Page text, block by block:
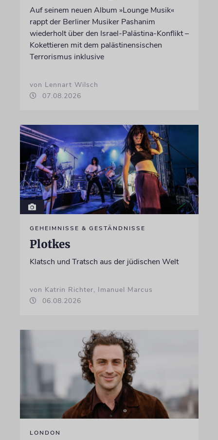
Auf seinem neuen Album »Lounge Musik«
rappt der Berliner Musiker Pashanim
wiederholt über den Israel-Palästina-Konflikt –
Kokettieren mit dem palästinensischen
Terrorismus inklusive
von Lennart Wilsch
07.08.2026
GEHEIMNISSE & GESTÄNDNISSE
Plotkes
Klatsch und Tratsch aus der jüdischen Welt
von Katrin Richter, Imanuel Marcus
06.08.2026
LONDON